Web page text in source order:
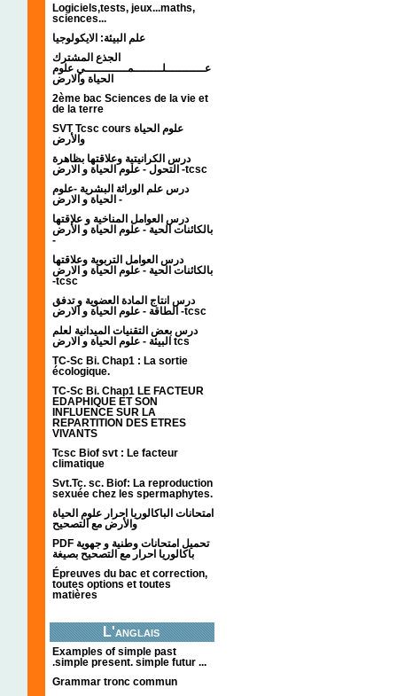
Logiciels,tests, jeux...maths,
sciences...
علم البيئة: الايكولوجيا
الجذع المشترك
عـــــــــــلــــــــمــــــــــــي علوم
الحياة والارض
2ème bac Sciences de la vie et
de la terre
SVT Tcsc cours علوم الحياة
والأرض
درس الكرانيتية وعلاقتها بظاهرة
التحول - علوم الحياة و الارض -tcsc
درس علم الوراثة البشرية -علوم
الحياة و الارض -
درس العوامل المناخية و علاقتها
بالكائنات الحية - علوم الحياة و الأرض
-
درس العوامل التربوية وعلاقتها
بالكائنات الحية - علوم الحياة و الارض
-tcsc
درس انتاج المادة العضوية و تدفق
الطاقة - علوم الحياة و الارض -tcsc
درس بعض التقنيات الميدانية لعلم
البيئة - علوم الحياة و الارض tcs
TC-Sc Bi. Chap1 : La sortie
écologique.
TC-Sc Bi. Chap1 LE FACTEUR
EDAPHIQUE ET SON
INFLUENCE SUR LA
REPARTITION DES ETRES
VIVANTS
Tcsc Biof svt : Le facteur
climatique
Svt.Tc. sc. Biof: La reproduction
sexuée chez les spermaphytes.
امتحانات الباكالوريا احرار علوم الحياة
والأرض مع التصحيح
PDF تحميل امتحانات وطنية و جهوية
باكالوريا احرار مع التصحيح بصيغة
Épreuves du bac et correction,
toutes options et toutes
matières
L'anglais
Examples of simple past
.simple present. simple futur ...
Grammar tronc commun